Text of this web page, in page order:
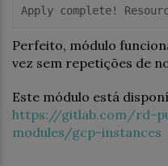
Perfeito, módulo
vez sem repetições de
Este módulo está
https://gitlab.com/rd-
modules/gcp-instances